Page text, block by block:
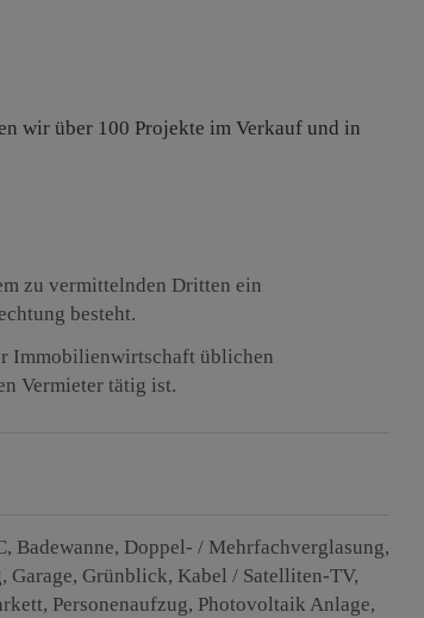
wir über 100 Projekte im Verkauf und in
zu vermittelnden Dritten ein
besteht.
Immobilienwirtschaft üblichen
Vermieter tätig ist.
Badewanne Doppel- / Mehrfachverglasung
Garage Grünblick Kabel / Satelliten-TV
Personenaufzug Photovoltaik Anlage